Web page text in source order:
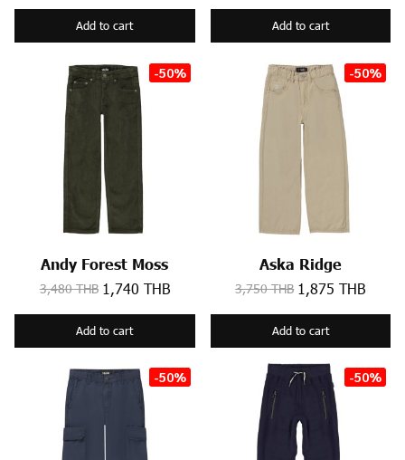
Add to cart Add to cart
-50%
Andy Forest Moss
3,480 THB 1,740 THB
Add to cart
-50%
Aska Ridge
3,750 THB 1,875 THB
Add to cart
-50% -50%